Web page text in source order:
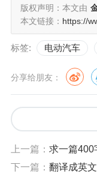
版权声明：本文由
本文链接： https://
标签: 电动汽车
分享给朋友：
上一篇： 求一篇400
下一篇： 翻译成英